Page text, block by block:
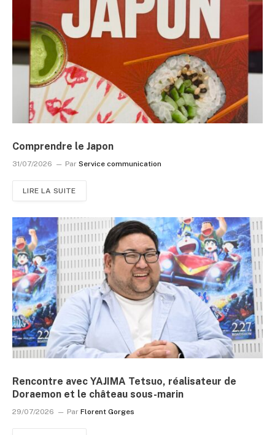
Comprendre le Japon
31/07/2026 Par Service communication
LIRE LA SUITE
Rencontre avec YAJIMA Tetsuo, réalisateur de
Doraemon et le château sous-marin
29/07/2026 Par Florent Gorges